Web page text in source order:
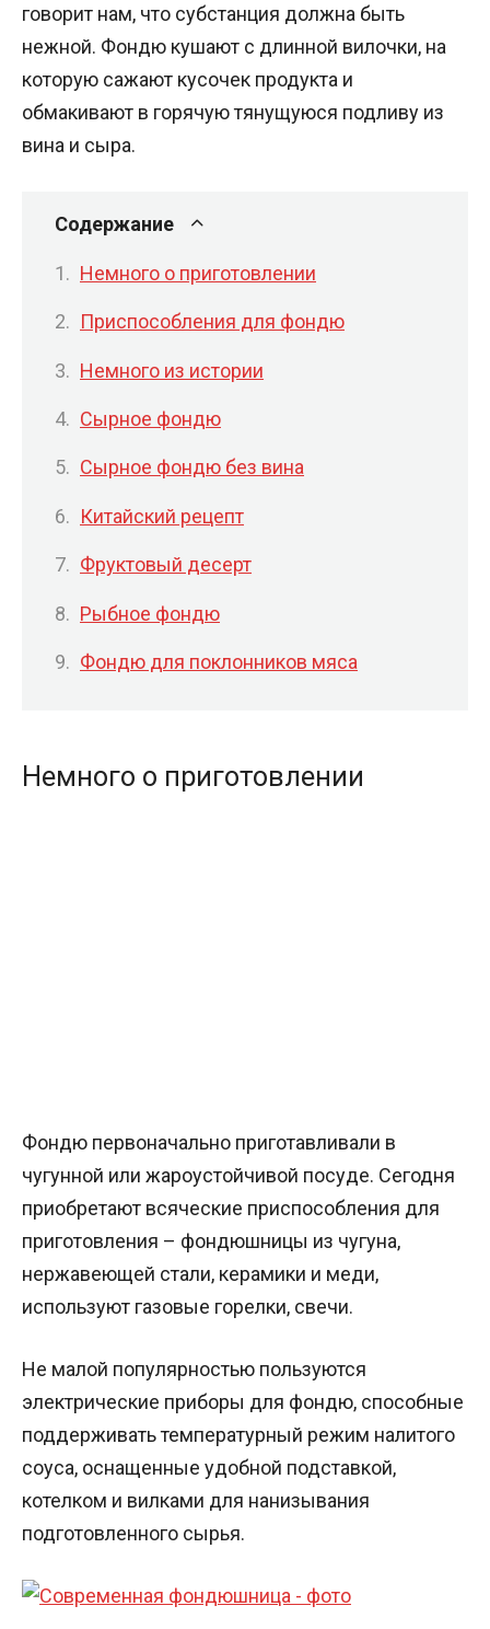
говорит нам, что субстанция должна быть
нежной. Фондю кушают с длинной вилочки, на
которую сажают кусочек продукта и
обмакивают в горячую тянущуюся подливу из
вина и сыра.
Содержание
Немного о приготовлении
Приспособления для фондю
Немного из истории
Сырное фондю
Сырное фондю без вина
Китайский рецепт
Фруктовый десерт
Рыбное фондю
Фондю для поклонников мяса
Немного о приготовлении
Фондю первоначально приготавливали в
чугунной или жароустойчивой посуде. Сегодня
приобретают всяческие приспособления для
приготовления – фондюшницы из чугуна,
нержавеющей стали, керамики и меди,
используют газовые горелки, свечи.
Не малой популярностью пользуются
электрические приборы для фондю, способные
поддерживать температурный режим налитого
соуса, оснащенные удобной подставкой,
котелком и вилками для нанизывания
подготовленного сырья.